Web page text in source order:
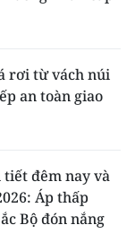
rơi từ vách núi
an toàn giao
đêm nay và
Áp thấp
Bộ đón nắng